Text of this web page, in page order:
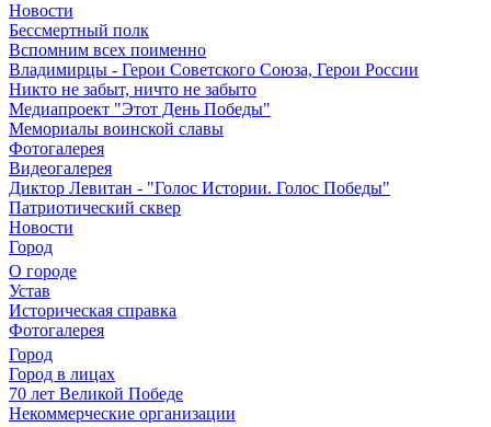
Новости
Бессмертный полк
Вспомним всех поименно
Владимирцы - Герои Советского Союза, Герои России
Никто не забыт, ничто не забыто
Медиапроект "Этот День Победы"
Мемориалы воинской славы
Фотогалерея
Видеогалерея
Диктор Левитан - "Голос Истории. Голос Победы"
Патриотический сквер
Новости
Город
О городе
Устав
Историческая справка
Фотогалерея
Город
Город в лицах
70 лет Великой Победе
Некоммерческие организации